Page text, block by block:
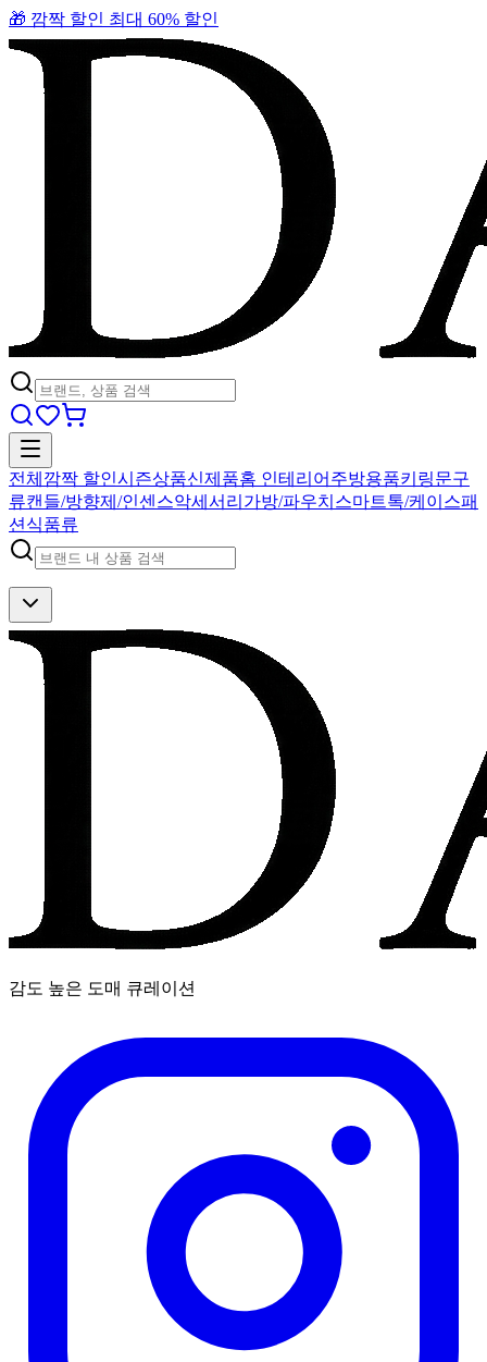
🎁 깜짝 할인 최대 60% 할인
전체 깜짝 할인시즌상품신제품홈 인테리어 주방용품키링문구
류캔들/방향제/인센스악세서리 가방/파우치 스마트톡/케이스패
션 식품류
감도 높은 도매 큐레이션